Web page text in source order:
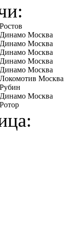
Ростов
Динамо Москва
Динамо Москва
Динамо Москва
Динамо Москва
Динамо Москва
Локомотив Москва
Рубин
Динамо Москва
Ротор